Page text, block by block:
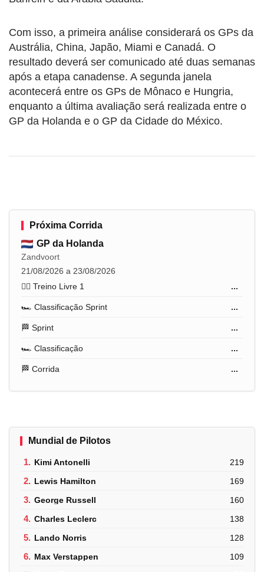
Com isso, a primeira análise considerará os GPs da
Austrália, China, Japão, Miami e Canadá. O
resultado deverá ser comunicado até duas semanas
após a etapa canadense. A segunda janela
acontecerá entre os GPs de Mônaco e Hungria,
enquanto a última avaliação será realizada entre o
GP da Holanda e o GP da Cidade do México.
Próxima Corrida
GP da Holanda
Zandvoort
21/08/2026 a 23/08/2026
🏋️‍♂️ Treino Livre 1
...
🏎️ Classificação Sprint ...
🏁 Sprint ...
🏎️ Classificação ...
🏁 Corrida ...
Mundial de Pilotos
1. Kimi Antonelli 219
2. Lewis Hamilton 169
3. George Russell 160
4. Charles Leclerc 138
5. Lando Norris 128
6. Max Verstappen 109